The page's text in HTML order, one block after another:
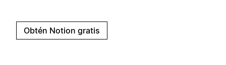
Obtén Notion gratis